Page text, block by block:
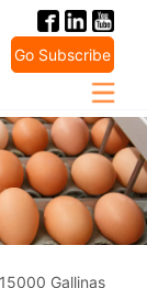
Go Subscribe
Gallinas